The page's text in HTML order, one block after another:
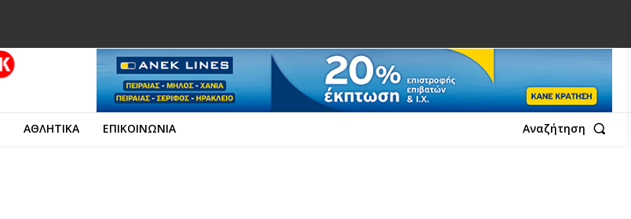
ΑΘΛΗΤΙΚΑ ΕΠΙΚΟΙΝΩΝΙΑ Αναζήτηση